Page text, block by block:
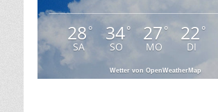
28°
SA
34°
SO
27 °
MO
22 °
DI
Wetter von OpenWeatherMap